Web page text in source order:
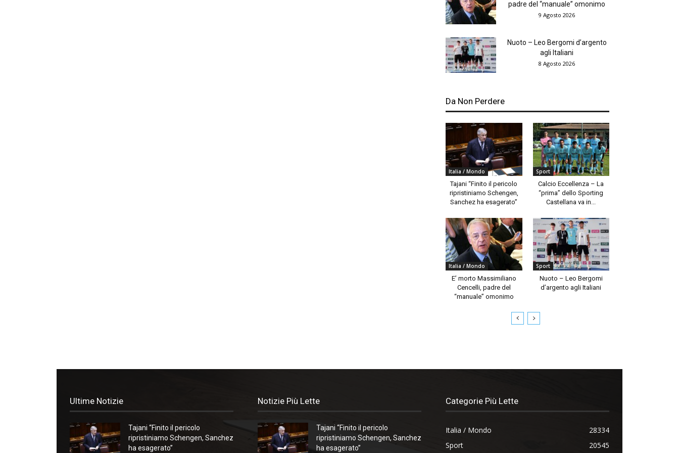
padre del “manuale” omonimo
9 Agosto 2026
Nuoto – Leo Bergomi d’argento
agli Italiani
8 Agosto 2026
Da Non Perdere
Italia / Mondo
Tajani “Finito il pericolo
ripristiniamo Schengen,
Sanchez ha esagerato”
Sport
Calcio Eccellenza – La
“prima” dello Sporting
Castellana va in...
Italia / Mondo
E’ morto Massimiliano
Cencelli, padre del
“manuale” omonimo
Sport
Nuoto – Leo Bergomi
d’argento agli Italiani
Ultime Notizie
Tajani “Finito il pericolo
ripristiniamo Schengen, Sanchez
ha esagerato”
Notizie Più Lette
Tajani “Finito il pericolo
ripristiniamo Schengen, Sanchez
ha esagerato”
Categorie Più Lette
Italia / Mondo
28334
Sport
20545